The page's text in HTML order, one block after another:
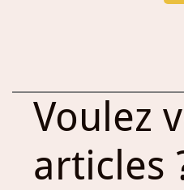
Voulez
articles